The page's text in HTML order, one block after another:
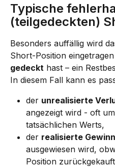
Typische
(teilgedeckten)
Besonders auffällig wird
Short-Position
gedeckt hast – ein
In diesem Fall kann es
der unrealisierte
angezeigt wird - oft
tatsächlichen Werts,
der realisierte
ausgewiesen wird,
Position